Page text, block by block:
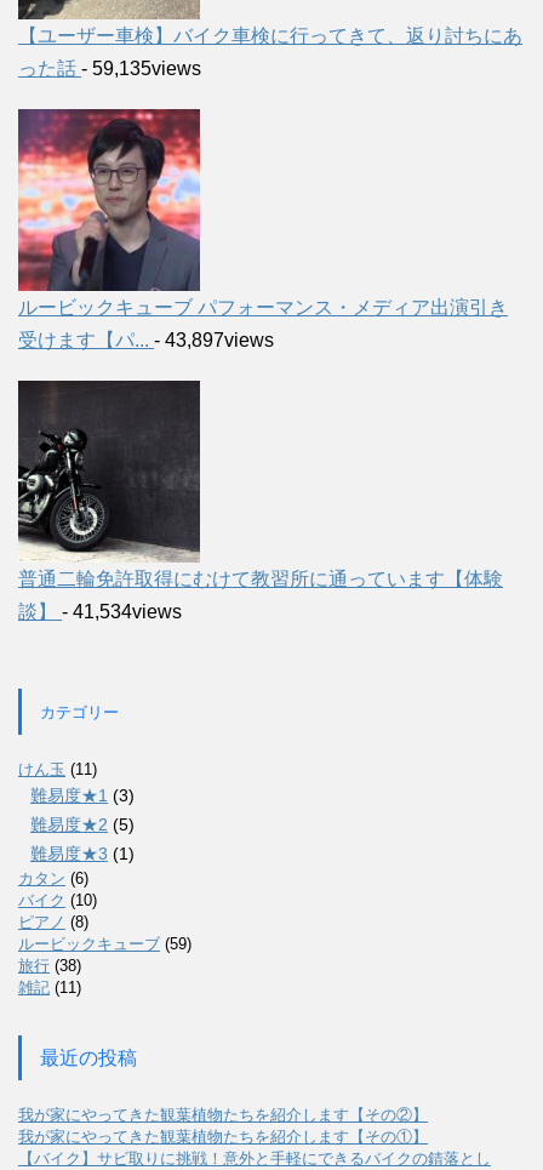
【ユーザー車検】バイク車検に行ってきて、返り討ちにあ
った話 - 59,135views
ルービックキューブ パフォーマンス・メディア出演引き
受けます【パ... - 43,897views
普通二輪免許取得にむけて教習所に通っています【体験
談】 - 41,534views
カテゴリー
けん玉 (11)
難易度★1 (3)
難易度★2 (5)
難易度★3 (1)
カタン (6)
バイク (10)
ピアノ (8)
ルービックキューブ (59)
旅行 (38)
雑記 (11)
最近の投稿
我が家にやってきた観葉植物たちを紹介します【その②】
我が家にやってきた観葉植物たちを紹介します【その①】
【バイク】サビ取りに挑戦！意外と手軽にできるバイクの錆落とし